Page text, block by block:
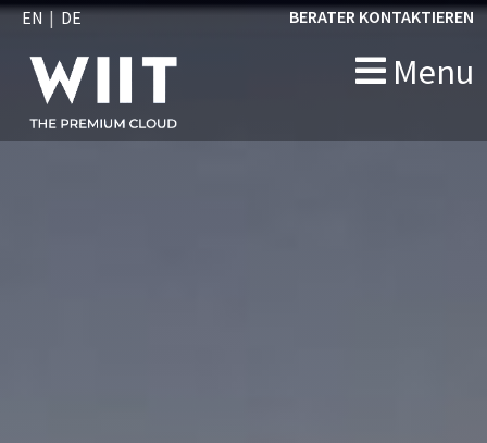
EN DE
Menu
BERATER KONTAKTIEREN